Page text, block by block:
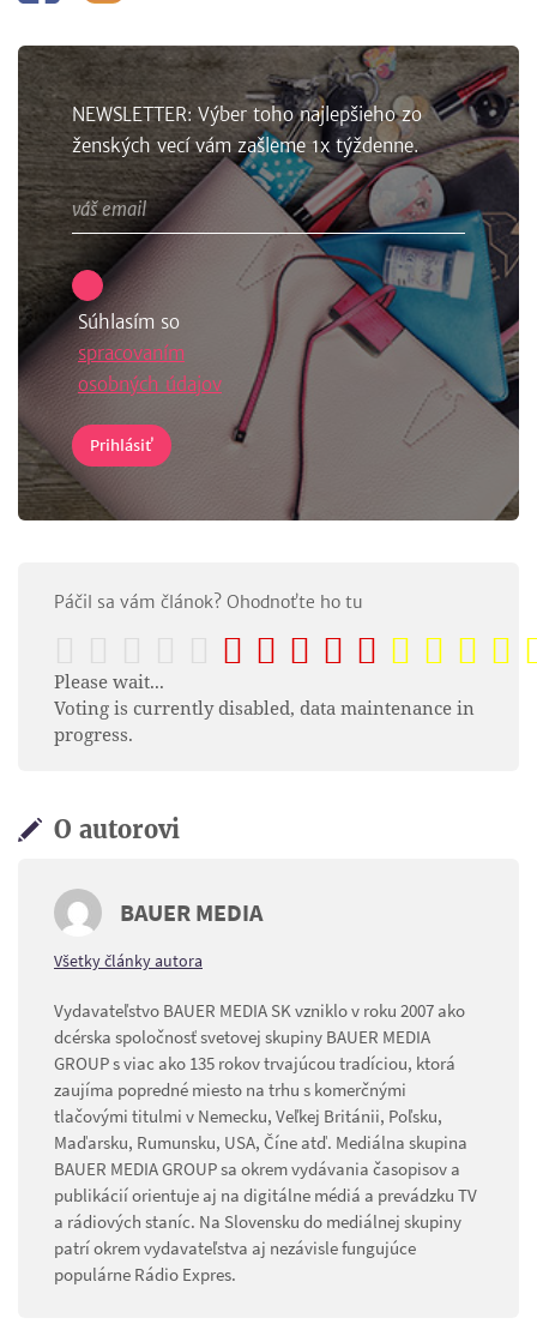
NEWSLETTER: Výber toho najlepšieho zo
ženských vecí vám zašleme 1x týždenne.
Súhlasím so
spracovaním
osobných údajov
Páčil sa vám článok? Ohodnoťte ho tu
Please wait...
Voting is currently disabled, data maintenance in
progress.
O autorovi
BAUER MEDIA
Všetky články autora
Vydavateľstvo BAUER MEDIA SK vzniklo v roku 2007 ako
dcérska spoločnosť svetovej skupiny BAUER MEDIA
GROUP s viac ako 135 rokov trvajúcou tradíciou, ktorá
zaujíma popredné miesto na trhu s komerčnými
tlačovými titulmi v Nemecku, Veľkej Británii, Poľsku,
Maďarsku, Rumunsku, USA, Číne atď. Mediálna skupina
BAUER MEDIA GROUP sa okrem vydávania časopisov a
publikácií orientuje aj na digitálne médiá a prevádzku TV
a rádiových staníc. Na Slovensku do mediálnej skupiny
patrí okrem vydavateľstva aj nezávisle fungujúce
populárne Rádio Expres.